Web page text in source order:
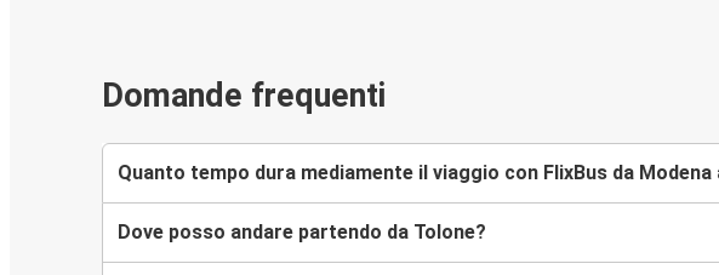
Domande frequenti
Quanto tempo dura mediamente il viaggio con FlixBus da Modena
Dove posso andare partendo da Tolone?